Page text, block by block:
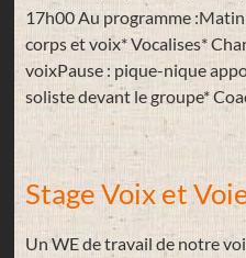
17h00 Au programme
corps et voix* Vocalises*
voixPause : pique-nique
soliste devant le groupe*
Stage Voix et
Un WE de travail de notre